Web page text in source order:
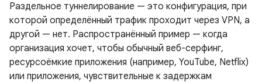
Раздельное туннелирование — это конфигурация, при
которой определённый трафик проходит через VPN, а
другой — нет. Распространённый пример — когда
организация хочет, чтобы обычный веб-серфинг,
ресурсоёмкие приложения (например, YouTube, Netflix)
или приложения, чувствительные к задержкам